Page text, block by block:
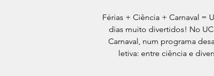
Férias + Ciência + Carnaval =
dias muito divertidos! No
Carnaval, num programa
letiva: entre ciência e